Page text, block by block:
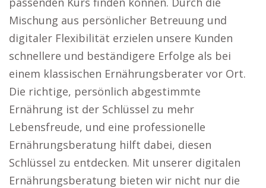
Mischung aus persönlicher Betreuung und
digitaler Flexibilität erzielen unsere Kunden
schnellere und beständigere Erfolge als bei
einem klassischen Ernährungsberater vor Ort.
Die richtige, persönlich abgestimmte
Ernährung ist der Schlüssel zu mehr
Lebensfreude, und eine professionelle
Ernährungsberatung hilft dabei, diesen
Schlüssel zu entdecken. Mit unserer digitalen
Ernährungsberatung bieten wir nicht nur die